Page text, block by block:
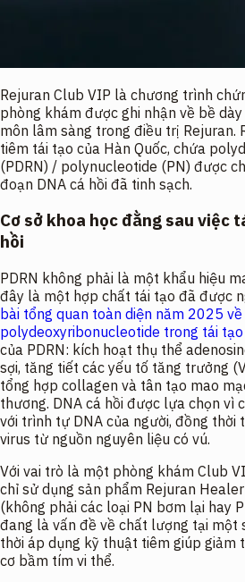
Rejuran Club VIP là chương trình
phòng khám được ghi nhận về bề
môn lâm sàng trong điều trị Rejuran.
tiêm tái tạo của Hàn Quốc, chứa
(PDRN) / polynucleotide (PN) được
đoạn DNA cá hồi đã tinh sạch.
Cơ sở khoa học đằng sau việc
hồi
PDRN không phải là một khẩu hiệu
đây là một hợp chất tái tạo đã được
bài tổng quan toàn diện năm 2025 về
polydeoxyribonucleotide trong tái
của PDRN: kích hoạt thụ thể
sợi, tăng tiết các yếu tố tăng trưởng
tổng hợp collagen và tân tạo mao
thương. DNA cá hồi được lựa chọn vì
với trình tự DNA của người, đồng thời
virus từ nguồn nguyên liệu có vú.
Với vai trò là một phòng khám Club
chỉ sử dụng sản phẩm Rejuran
(không phải các loại PN bơm lại hay
đang là vấn đề về chất lượng tại một
thời áp dụng kỹ thuật tiêm giúp giảm
cơ bầm tím vi thể.